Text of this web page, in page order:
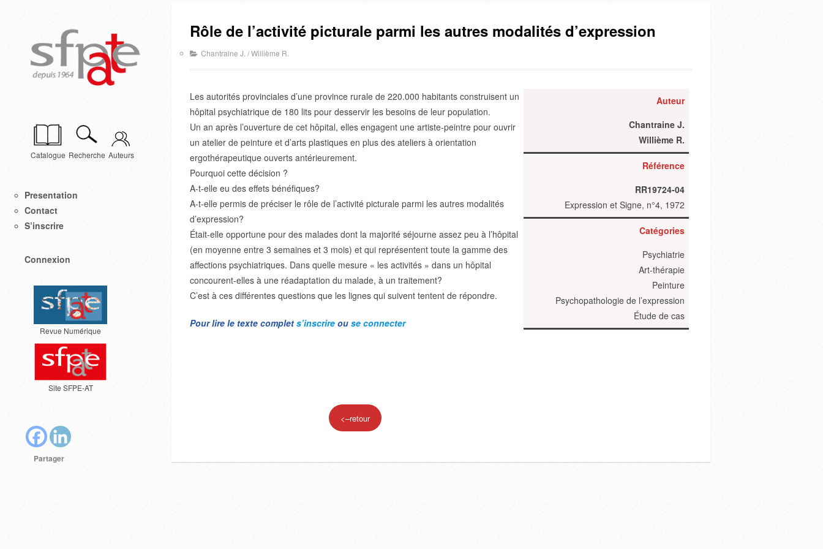
Catalogue Recherche Auteurs
Presentation
Contact
S’inscrire
Connexion
Revue Numérique
Site SFPE-AT
Partager
Rôle de l’activité picturale parmi les autres modalités d’expression
Chantraine J. /Willième R.
Les autorités provinciales d’une province rurale de 220.000 habitants construisent un
hôpital psychiatrique de 180 lits pour desservir les besoins de leur population.
Un an après l’ouverture de cet hôpital, elles engagent une artiste-peintre pour ouvrir
un atelier de peinture et d’arts plastiques en plus des ateliers à orientation
ergothérapeutique ouverts antérieurement.
Pourquoi cette décision ?
A-t-elle eu des effets bénéfiques?
A-t-elle permis de préciser le rôle de l’activité picturale parmi les autres modalités
d’expression?
Était-elle opportune pour des malades dont la majorité séjourne assez peu à l’hôpital
(en moyenne entre 3 semaines et 3 mois) et qui représentent toute la gamme des
affections psychiatriques. Dans quelle mesure « les activités » dans un hôpital
concourent-elles à une réadaptation du malade, à un traitement?
C’est à ces différentes questions que les lignes qui suivent tentent de répondre.
Pour lire le texte complet s’inscrire ou se connecter
<–retour
Auteur
Chantraine J.
Willième R.
Référence
RR19724-04
Expression et Signe, n°4, 1972
Catégories
Psychiatrie
Art-thérapie
Peinture
Psychopathologie de l’expression
Étude de cas